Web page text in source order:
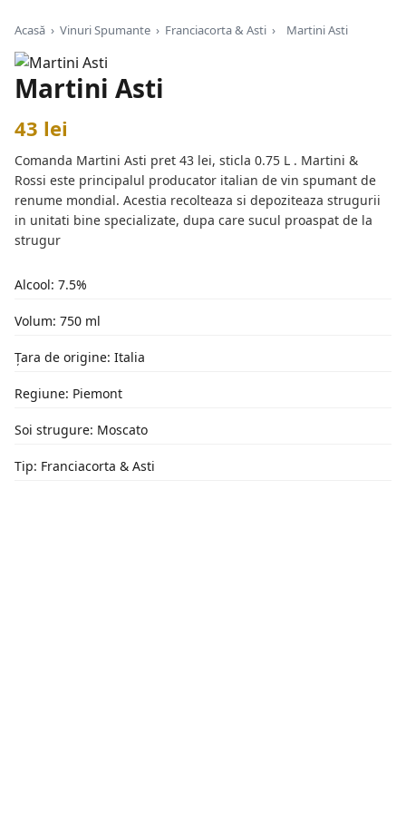
Acasă › Vinuri Spumante › Franciacorta & Asti › Martini Asti
Martini Asti
43 lei
Comanda Martini Asti pret 43 lei, sticla 0.75 L . Martini &
Rossi este principalul producator italian de vin spumant de
renume mondial. Acestia recolteaza si depoziteaza strugurii
in unitati bine specializate, dupa care sucul proaspat de la
strugur
Alcool: 7.5%
Volum: 750 ml
Țara de origine: Italia
Regiune: Piemont
Soi strugure: Moscato
Tip: Franciacorta & Asti